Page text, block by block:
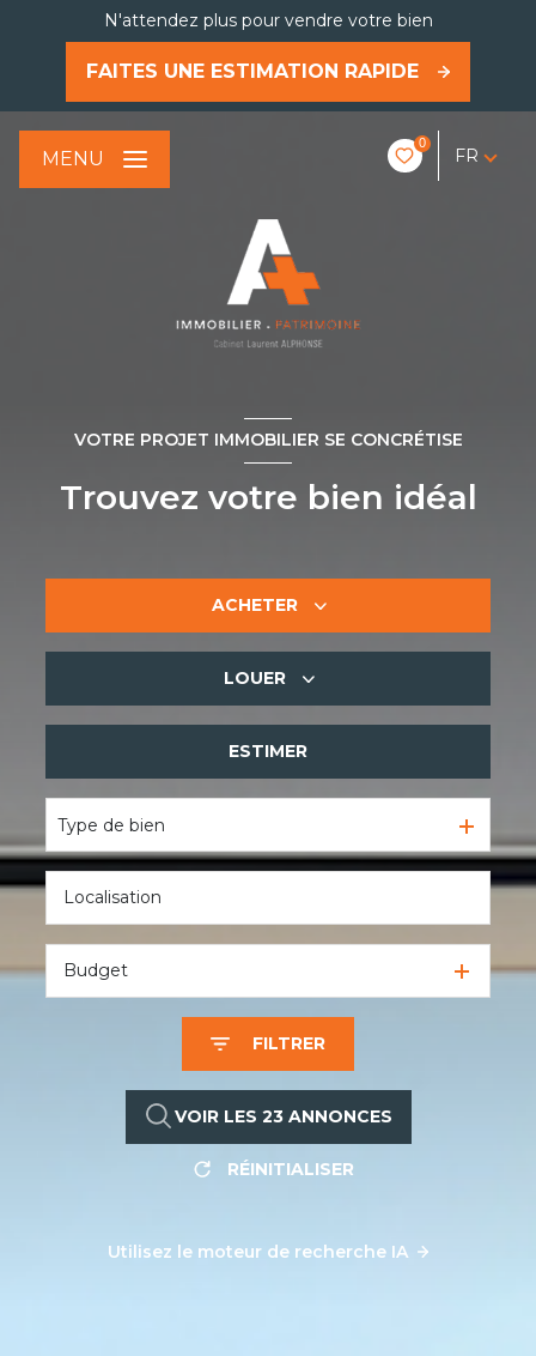
N'attendez plus pour vendre votre bien
FAITES UNE ESTIMATION RAPIDE
0
FR
MENU
VOTRE PROJET IMMOBILIER SE CONCRÉTISE
Trouvez votre bien idéal
ACHETER
De l'immo pro
LOUER
De l'immo pro
ESTIMER
Type de bien
Budget
FILTRER
VOIR LES 23ANNONCES
RÉINITIALISER
Utilisez le moteur de recherche IA